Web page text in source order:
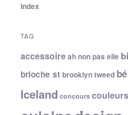
Index
TAG
accessoireah non pas elle
brioche st brooklyn tweed
Iceland concours couleurs